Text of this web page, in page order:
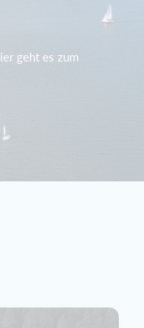
ier geht es zum